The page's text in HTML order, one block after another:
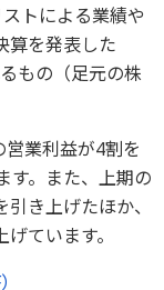
トによる業績や
算を発表した
もの（足元の株
営業利益が4割を
す。また、上期の
き上げたほか、
ています。